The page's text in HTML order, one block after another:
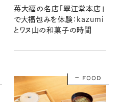
苺大福の名店「翠江堂本店」
で大福包みを体験：kazumi
とワヌ山の和菓子の時間
FOOD